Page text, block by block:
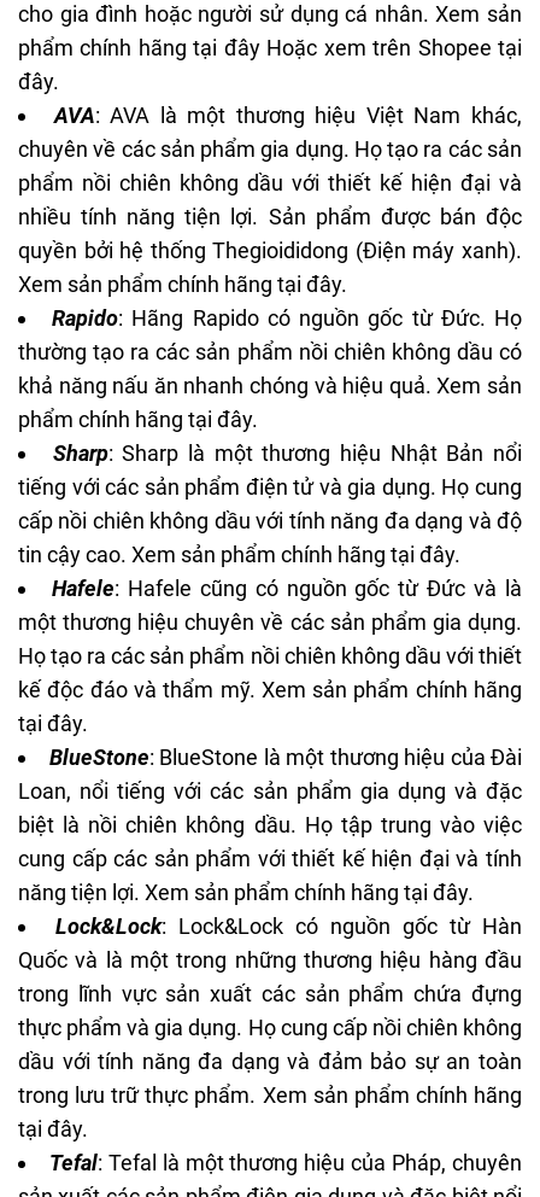
cho gia đình hoặc người sử dụng cá nhân. Xem sản
phẩm chính hãngtại đâyHoặc xem trên Shopeetại
đây.
AVA: AVA là một thương hiệu Việt Nam khác,
chuyên về các sản phẩm gia dụng. Họ tạo ra các sản
phẩm nồi chiên không dầu với thiết kế hiện đại và
nhiều tính năng tiện lợi. Sản phẩm được bán độc
quyền bởi hệ thống Thegioididong (Điện máy xanh).
Xem sản phẩm chính hãng tại đây.
Rapido: Hãng Rapido có nguồn gốc từ Đức. Họ
thường tạo ra các sản phẩm nồi chiên không dầu có
khả năng nấu ăn nhanh chóng và hiệu quả. Xem sản
phẩm chính hãng tại đây.
Sharp: Sharp là một thương hiệu Nhật Bản nổi
tiếng với các sản phẩm điện tử và gia dụng. Họ cung
cấp nồi chiên không dầu với tính năng đa dạng và độ
tin cậy cao. Xem sản phẩm chính hãng tại đây.
Hafele: Hafele cũng có nguồn gốc từ Đức và là
một thương hiệu chuyên về các sản phẩm gia dụng.
Họ tạo ra các sản phẩm nồi chiên không dầu với thiết
kế độc đáo và thẩm mỹ. Xem sản phẩm chính hãng
tại đây.
BlueStone: BlueStone là một thương hiệu của Đài
Loan, nổi tiếng với các sản phẩm gia dụng và đặc
biệt là nồi chiên không dầu. Họ tập trung vào việc
cung cấp các sản phẩm với thiết kế hiện đại và tính
năng tiện lợi. Xem sản phẩm chính hãng tại đây.
Lock&Lock: Lock&Lock có nguồn gốc từ Hàn
Quốc và là một trong những thương hiệu hàng đầu
trong lĩnh vực sản xuất các sản phẩm chứa đựng
thực phẩm và gia dụng. Họ cung cấp nồi chiên không
dầu với tính năng đa dạng và đảm bảo sự an toàn
trong lưu trữ thực phẩm. Xem sản phẩm chính hãng
tại đây.
Tefal: Tefal là một thương hiệu của Pháp, chuyên